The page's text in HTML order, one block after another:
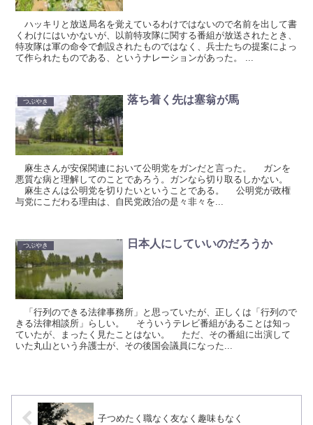
ハッキリと放送局名を覚えているわけではないので名前を出して書
くわけにはいかないが、以前特攻隊に関する番組が放送されたとき、
特攻隊は軍の命令で創設されたものではなく、兵士たちの提案によっ
て作られたものである、というナレーションがあった。 ...
つぶやき 落ち着く先は塞翁が馬
麻生さんが安保関連において公明党をガンだと言った。 ガンを
悪質な病と理解してのことであろう。ガンなら切り取るしかない。
麻生さんは公明党を切りたいということである。 公明党が政権
与党にこだわる理由は、自民党政治の是々非々を...
つぶやき 日本人にしていいのだろうか
「行列のできる法律事務所」と思っていたが、正しくは「行列ので
きる法律相談所」らしい。 そういうテレビ番組があることは知っ
ていたが、まったく見たことはない。 ただ、その番組に出演して
いた丸山という弁護士が、その後国会議員になった...
子つめたく職なく友なく趣味もなく